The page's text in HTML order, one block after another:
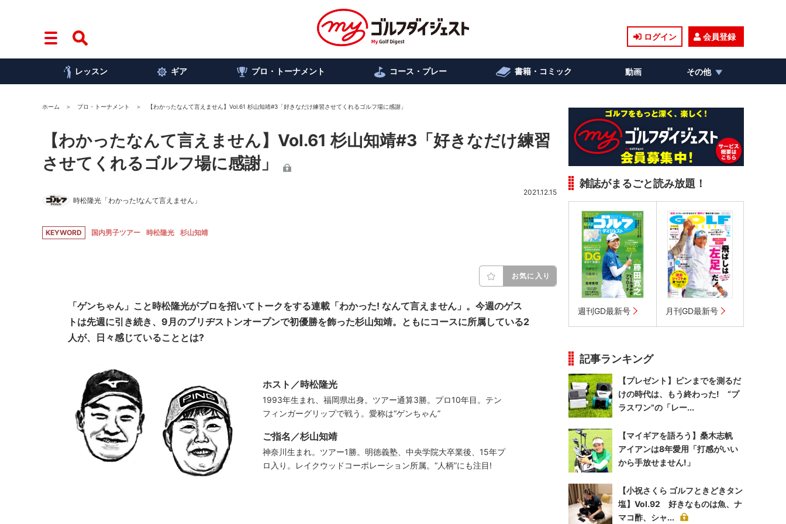
ログイン 会員登録
レッスン ギア プロ・トーナメント コース・プレー 書籍・コミック 動画 その他
ホーム プロ・トーナメント 【わかったなんて言えません】Vol.61 杉山知靖#3「好きなだけ練習させてくれるゴルフ場に感謝」
【わかったなんて言えません】Vol.61 杉山知靖#3「好きなだけ練習
させてくれるゴルフ場に感謝」
時松隆光「わかった!なんて言えません」
2021.12.15
KEYWORD 国内男子ツアー 時松隆光 杉山知靖
お気に入り
「ゲンちゃん」こと時松隆光がプロを招いてトークをする連載「わかった! なんて言えません」。今週のゲス
トは先週に引き続き、9月のブリヂストンオープンで初優勝を飾った杉山知靖。ともにコースに所属している2
人が、日々感じていることとは?
ホスト／時松隆光
1993年生まれ、福岡県出身。ツアー通算3勝。プロ10年目。テン
フィンガーグリップで戦う。愛称は“ゲンちゃん”
ご指名／杉山知靖
神奈川生まれ。ツアー1勝。明徳義塾、中央学院大卒業後、15年プ
ロ入り。レイクウッドコーポレーション所属。“人柄”にも注目!
雑誌がまるごと読み放題！
週刊GD最新号 月刊GD最新号
記事ランキング
【プレゼント】ピンまでを測るだ
けの時代は、もう終わった! “プ
ラスワン”の「レー...
【マイギアを語ろう】桑木志帆
アイアンは8年愛用「打感がいい
から手放せません!」
【小祝さくら ゴルフときどきタン
塩】Vol.92 好きなものは魚、ナ
マコ酢、シャ...